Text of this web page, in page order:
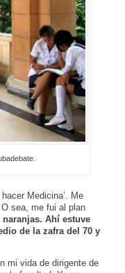
Medicina’. Me
sea, me fui al plan
Ahí estuve
de la zafra del 70 y
mi vida de dirigente de